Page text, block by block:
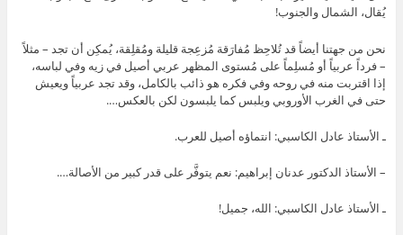
يُقال، الشمال والجنوب!
نحن من جهتنا أيضاً قد تُلاحِظ مُفارَقة مُزعِجة قليلة ومُقلِقة، يُمكِن أن تجد – مثلاً
– فرداً عربياً أو مُسلِماً على مُستوى المظهر عربي أصيل في زيه وفي لباسه،
إذا اقتربت منه في روحه وفي فكره هو ذائب بالكامل، وقد تجد عربياً ويعيش
حتى في الغرب الأوروبي ويلبس كما يلبسون لكن بالعكس….
ـ الأستاذ عادل الكاسبي: انتماؤه أصيل للعرب.
– الأستاذ الدكتور عدنان إبراهيم: نعم يتوفَّر على قدر كبير من الأصالة….
ـ الأستاذ عادل الكاسبي: الله، جميل!